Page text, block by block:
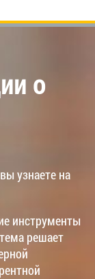
о
узнаете на
инструменты
решает